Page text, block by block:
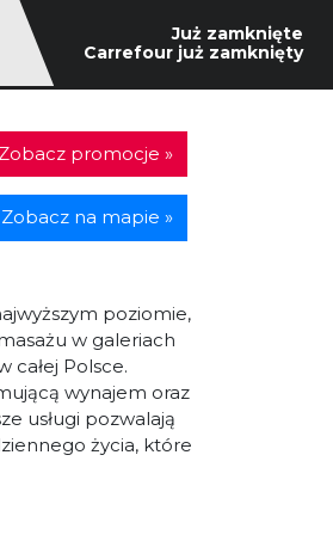
Już zamknięte
Carrefour już zamknięty
Zobacz promocje »
Zobacz na mapie »
poziomie,
w galeriach
całej Polsce.
wynajem oraz
usługi pozwalają
życia, które